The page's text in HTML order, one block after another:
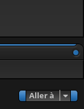
Aller à